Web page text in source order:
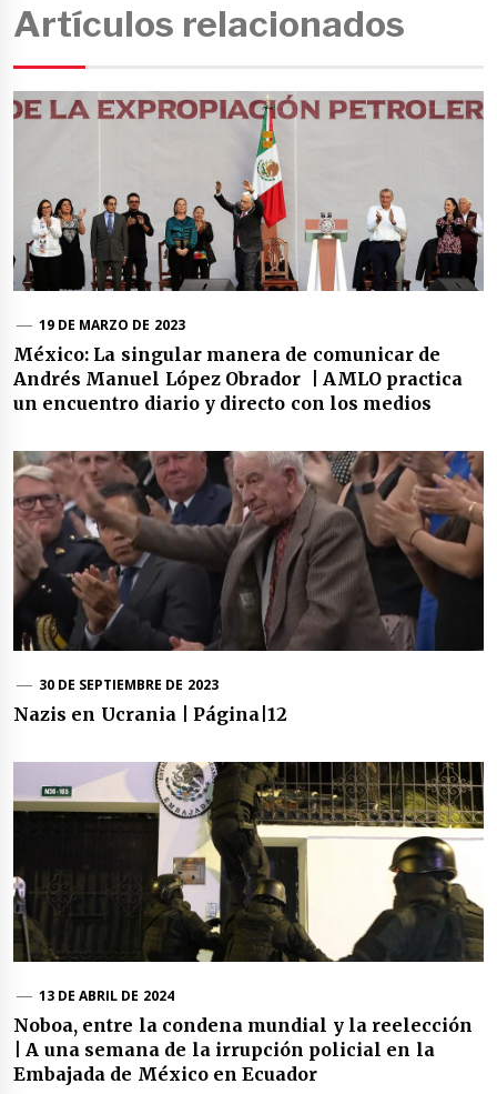
Artículos relacionados
19 DE MARZO DE 2023
México: La singular manera de comunicar de
Andrés Manuel López Obrador | AMLO practica
un encuentro diario y directo con los medios
30 DE SEPTIEMBRE DE 2023
Nazis en Ucrania | Página|12
13 DE ABRIL DE 2024
Noboa, entre la condena mundial y la reelección
| A una semana de la irrupción policial en la
Embajada de México en Ecuador